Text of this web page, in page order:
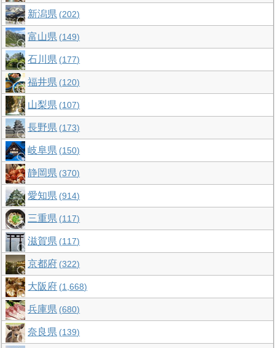
新潟県 202
富山県 149
石川県 177
福井県 120
山梨県 107
長野県 173
岐阜県 150
静岡県 370
愛知県 914
三重県 117
滋賀県 117
京都府 322
大阪府 1,668
兵庫県 680
奈良県 139